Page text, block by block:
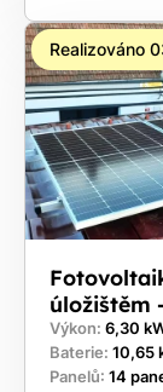
Realizováno
úložištěm
Výkon: 6,30
Baterie: 10,65
Panelů: 14